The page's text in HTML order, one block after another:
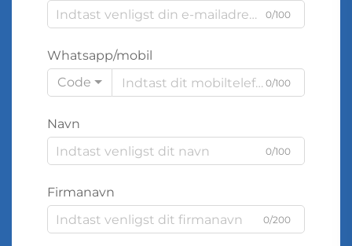
0/100
Whatsapp/mobil
Code
0/100
Navn
0/100
Firmanavn
0/200